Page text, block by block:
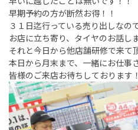
早期予約の方が断然お得！！
３１日迄行っている売り出しなの
お店に立ち寄り、タイヤのお話し
それと今日から他店舗研修で来て
本日から月末まで、一緒にお仕事
皆様のご来店お待ちしております